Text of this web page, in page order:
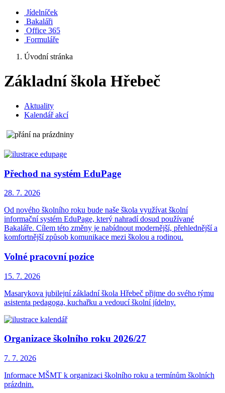
Jídelníček
Bakaláři
Office 365
Formuláře
Úvodní stránka
Základní škola Hřebeč
Aktuality
Kalendář akcí
Přechod na systém EduPage
28. 7. 2026
Od nového školního roku bude naše škola využívat školní
informační systém EduPage, který nahradí dosud používané
Bakaláře. Cílem této změny je nabídnout modernější, přehlednější a
komfortnější způsob komunikace mezi školou a rodinou.
Volné pracovní pozice
15. 7. 2026
Masarykova jubilejní základní škola Hřebeč přijme do svého týmu
asistenta pedagoga, kuchařku a vedoucí školní jídelny.
Organizace školního roku 2026/27
7. 7. 2026
Informace MŠMT k organizaci školního roku a termínům školních
prázdnin.